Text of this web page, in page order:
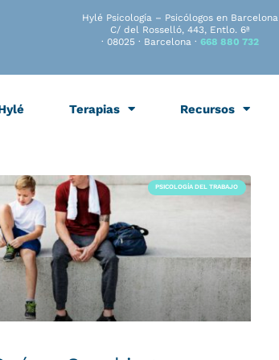
Hylé Psicología – Psicólogos en Barcelona
C/ del Rosselló, 443, Entlo. 6ª
· 08025 · Barcelona · 668 880 732
Terapias Recursos
PSICOLOGÍA DEL TRABAJO